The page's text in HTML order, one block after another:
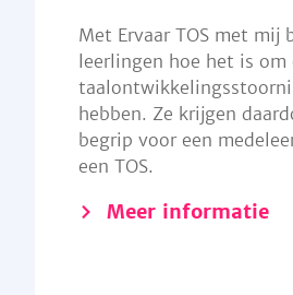
Met Ervaar TOS met mij
leerlingen hoe het is om
hebben. Ze krijgen
begrip voor een
een TOS.
Meer informatie